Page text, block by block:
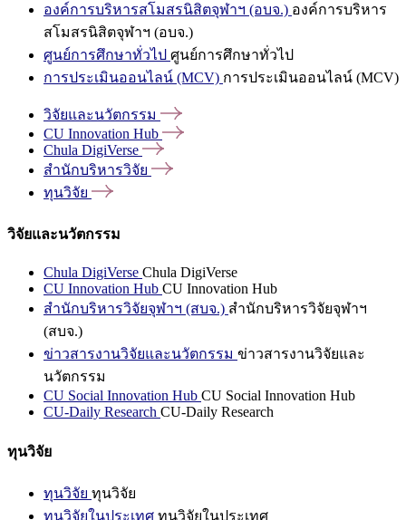
องค์การบริหารสโมสรนิสิตจุฬาฯ (อบจ.) องค์การบริหาร
สโมสรนิสิตจุฬาฯ (อบจ.)
ศูนย์การศึกษาทั่วไป ศูนย์การศึกษาทั่วไป
การประเมินออนไลน์ (MCV) การประเมินออนไลน์ (MCV)
วิจัยและนวัตกรรม
CU Innovation Hub
Chula DigiVerse
สำนักบริหารวิจัย
ทุนวิจัย
วิจัยและนวัตกรรม
Chula DigiVerse Chula DigiVerse
CU Innovation Hub CU Innovation Hub
สำนักบริหารวิจัยจุฬาฯ (สบจ.) สำนักบริหารวิจัยจุฬาฯ
(สบจ.)
ข่าวสารงานวิจัยและนวัตกรรม ข่าวสารงานวิจัยและ
นวัตกรรม
CU Social Innovation Hub CU Social Innovation Hub
CU-Daily Research CU-Daily Research
ทุนวิจัย
ทุนวิจัย ทุนวิจัย
ทุนวิจัยในประเทศ ทุนวิจัยในประเทศ